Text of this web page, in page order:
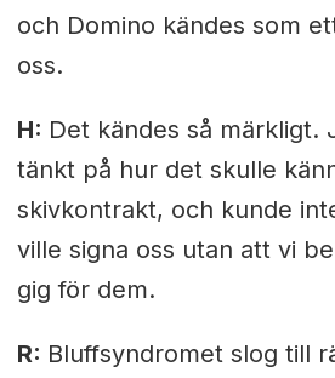
och Domino kändes som
oss.
H: Det kändes så märkligt.
tänkt på hur det skulle
skivkontrakt, och kunde
ville signa oss utan att vi
gig för dem.
R: Bluffsyndromet slog till